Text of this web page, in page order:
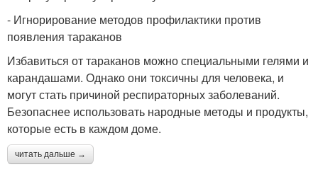
- Игнорирование методов профилактики против
появления тараканов
Избавиться от тараканов можно специальными гелями и
карандашами. Однако они токсичны для человека, и
могут стать причиной респираторных заболеваний.
Безопаснее использовать народные методы и продукты,
которые есть в каждом доме.
читать дальше →